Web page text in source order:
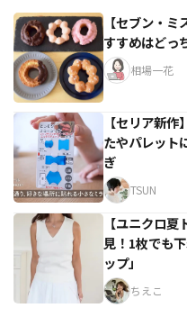
【セブン・
すすめはどっ
相場一花
【セリア新
たやパレット
ぎ
TSUN
【ユニクロ
見！1枚でも
ップ」
ちえこ